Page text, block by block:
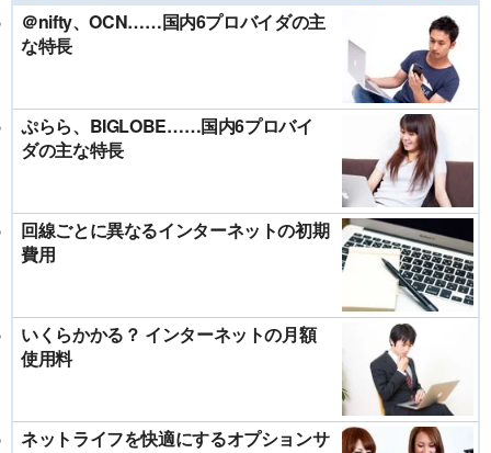
＠nifty、OCN……国内6プロバイダの主
な特長
ぷらら、BIGLOBE……国内6プロバイ
ダの主な特長
回線ごとに異なるインターネットの初期
費用
いくらかかる？ インターネットの月額
使用料
ネットライフを快適にするオプションサ